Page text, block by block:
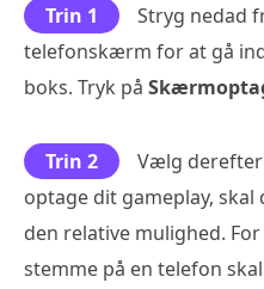
Trin 1
Stryg nedad
telefonskærm for at gå
boks. Tryk på
Trin 2
Vælg derefter
optage dit gameplay,
den relative mulighed.
stemme på en telefon